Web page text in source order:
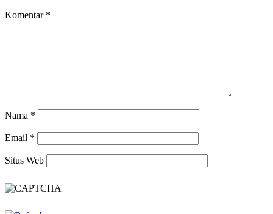
Komentar *
Nama *
Email *
Situs Web